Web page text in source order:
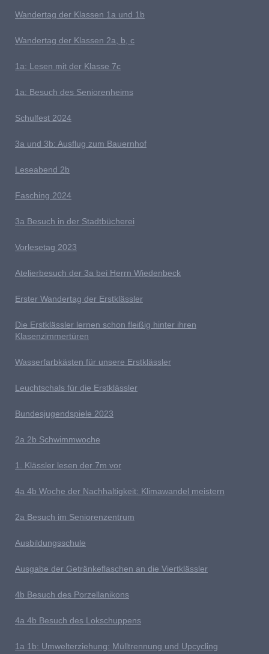
Wandertag der Klassen 1a und 1b
Wandertag der Klassen 2a, b, c
1a: Lesen mit der Klasse 7c
1a: Besuch des Seniorenheims
Schulfest 2024
3a und 3b: Ausflug zum Bauernhof
L eseabend 2b
Fasching 2024
3a Besuch in der Stadtbücherei
Vorlesetag 2023
Atelierbesuch der 3a bei Herrn Wiedenbeck
Erster Wandertag der Erstklässler
Die Erstklässler lernen schon fleißig hinter ihren
Klasenzimmertüren
Wasserfarbkästen für unsere Erstklässler
L euchtschals für die Erstklässler
Bundesjugendspiele 2023
2a 2b Schwimmwoche
1. Klässler lesen der 7m vor
4a 4b Woche der Nachhaltigkeit: Klimawandel meistern
2a Besuch im Seniorenzentrum
Ausbildungsschule
Ausgabe der Getränkeflaschen an die Viertklässler
4b Besuch des Porzellanikons
4a 4b Besuch des Lokschuppens
1 a 1b: Umwelterziehung: Mülltrennung und Upcycling